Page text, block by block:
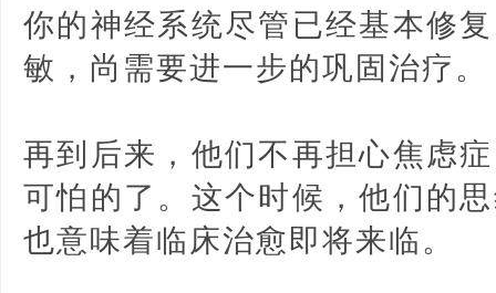
你的神经系统尽管已经基本修
敏，尚需要进一步的巩固治疗。
再到后来，他们不再担心焦虑
可怕的了。这个时候，他们的
也意味着临床治愈即将来临。